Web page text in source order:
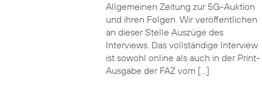
Allgemeinen Zeitung zur 5G-Auktion
und ihren Folgen. Wir veröffentlichen
an dieser Stelle Auszüge des
Interviews. Das vollständige Interview
ist sowohl online als auch in der Print-
Ausgabe der FAZ vom […]